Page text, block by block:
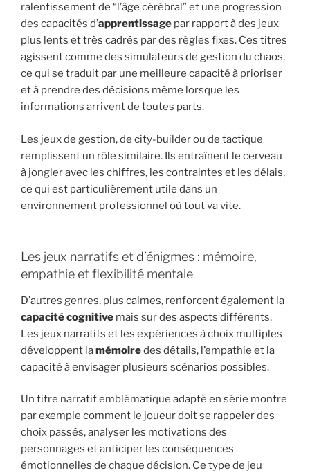
ralentissement de “l’âge cérébral” et une progression
des capacités d’apprentissage par rapport à des jeux
plus lents et très cadrés par des règles fixes. Ces titres
agissent comme des simulateurs de gestion du chaos,
ce qui se traduit par une meilleure capacité à prioriser
et à prendre des décisions même lorsque les
informations arrivent de toutes parts.
Les jeux de gestion, de city-builder ou de tactique
remplissent un rôle similaire. Ils entraînent le cerveau
à jongler avec les chiffres, les contraintes et les délais,
ce qui est particulièrement utile dans un
environnement professionnel où tout va vite.
Les jeux narratifs et d’énigmes : mémoire,
empathie et flexibilité mentale
D’autres genres, plus calmes, renforcent également la
capacité cognitive mais sur des aspects différents.
Les jeux narratifs et les expériences à choix multiples
développent lamémoiredes détails, l’empathie et la
capacité à envisager plusieurs scénarios possibles.
Un titre narratif emblématique adapté en série montre
par exemple comment le joueur doit se rappeler des
choix passés, analyser les motivations des
personnages et anticiper les conséquences
émotionnelles de chaque décision. Ce type de jeu